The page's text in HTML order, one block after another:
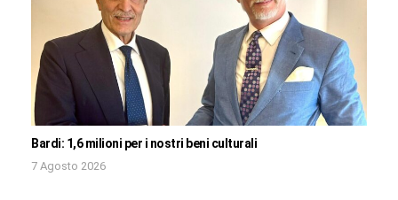
Bardi: 1,6 milioni per i nostri beni culturali
7 Agosto 2026